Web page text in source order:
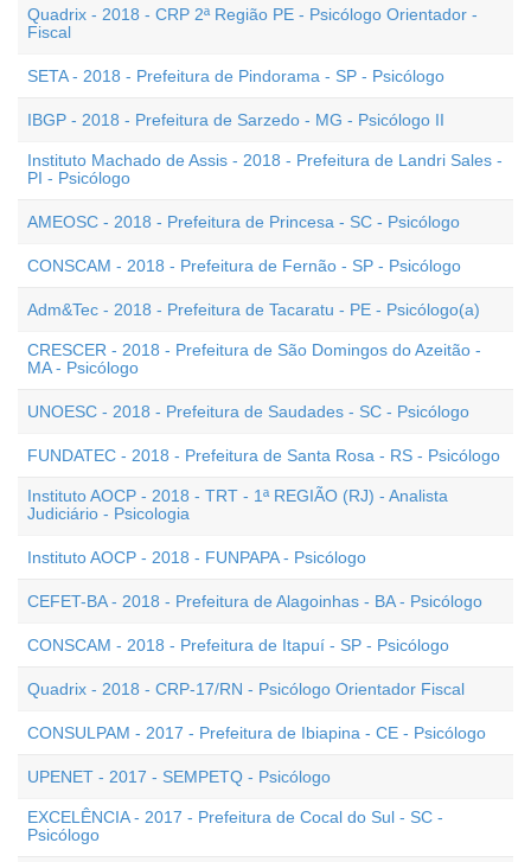
Quadrix - 2018 - CRP 2ª Região PE - Psicólogo Orientador -
Fiscal
SETA - 2018 - Prefeitura de Pindorama - SP - Psicólogo
IBGP - 2018 - Prefeitura de Sarzedo - MG - Psicólogo II
Instituto Machado de Assis - 2018 - Prefeitura de Landri Sales -
PI - Psicólogo
AMEOSC - 2018 - Prefeitura de Princesa - SC - Psicólogo
CONSCAM - 2018 - Prefeitura de Fernão - SP - Psicólogo
Adm&Tec - 2018 - Prefeitura de Tacaratu - PE - Psicólogo(a)
CRESCER - 2018 - Prefeitura de São Domingos do Azeitão -
MA - Psicólogo
UNOESC - 2018 - Prefeitura de Saudades - SC - Psicólogo
FUNDATEC - 2018 - Prefeitura de Santa Rosa - RS - Psicólogo
Instituto AOCP - 2018 - TRT - 1ª REGIÃO (RJ) - Analista
Judiciário - Psicologia
Instituto AOCP - 2018 - FUNPAPA - Psicólogo
CEFET-BA - 2018 - Prefeitura de Alagoinhas - BA - Psicólogo
CONSCAM - 2018 - Prefeitura de Itapuí - SP - Psicólogo
Quadrix - 2018 - CRP-17/RN - Psicólogo Orientador Fiscal
CONSULPAM - 2017 - Prefeitura de Ibiapina - CE - Psicólogo
UPENET - 2017 - SEMPETQ - Psicólogo
EXCELÊNCIA - 2017 - Prefeitura de Cocal do Sul - SC -
Psicólogo